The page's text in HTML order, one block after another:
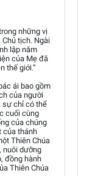
những vị
tịch. Ngài
lập năm
của Mẹ đã
thế giới.”
ái bao gồm
của người
sự chỉ có thể
cuối cùng
của chúng
của thánh
Thiên Chúa
nuôi dưỡng
đồng hành
Thiên Chúa